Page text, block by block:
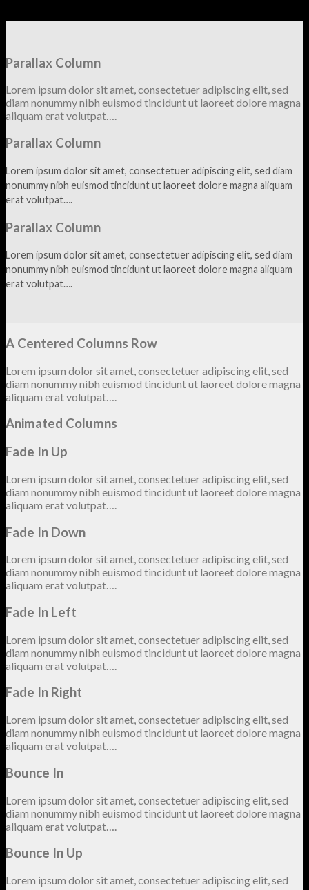
Parallax Column
Lorem ipsum dolor sit amet, consectetuer adipiscing elit, sed
diam nonummy nibh euismod tincidunt ut laoreet dolore magna
aliquam erat volutpat….
Parallax Column
Lorem ipsum dolor sit amet, consectetuer adipiscing elit, sed diam
nonummy nibh euismod tincidunt ut laoreet dolore magna aliquam
erat volutpat….
Parallax Column
Lorem ipsum dolor sit amet, consectetuer adipiscing elit, sed diam
nonummy nibh euismod tincidunt ut laoreet dolore magna aliquam
erat volutpat….
A Centered Columns Row
Lorem ipsum dolor sit amet, consectetuer adipiscing elit, sed
diam nonummy nibh euismod tincidunt ut laoreet dolore magna
aliquam erat volutpat….
Animated Columns
Fade In Up
Lorem ipsum dolor sit amet, consectetuer adipiscing elit, sed
diam nonummy nibh euismod tincidunt ut laoreet dolore magna
aliquam erat volutpat….
Fade In Down
Lorem ipsum dolor sit amet, consectetuer adipiscing elit, sed
diam nonummy nibh euismod tincidunt ut laoreet dolore magna
aliquam erat volutpat….
Fade In Left
Lorem ipsum dolor sit amet, consectetuer adipiscing elit, sed
diam nonummy nibh euismod tincidunt ut laoreet dolore magna
aliquam erat volutpat….
Fade In Right
Lorem ipsum dolor sit amet, consectetuer adipiscing elit, sed
diam nonummy nibh euismod tincidunt ut laoreet dolore magna
aliquam erat volutpat….
Bounce In
Lorem ipsum dolor sit amet, consectetuer adipiscing elit, sed
diam nonummy nibh euismod tincidunt ut laoreet dolore magna
aliquam erat volutpat….
Bounce In Up
Lorem ipsum dolor sit amet, consectetuer adipiscing elit, sed